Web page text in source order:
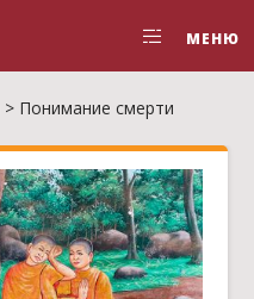
МЕНЮ
> Понимание смерти